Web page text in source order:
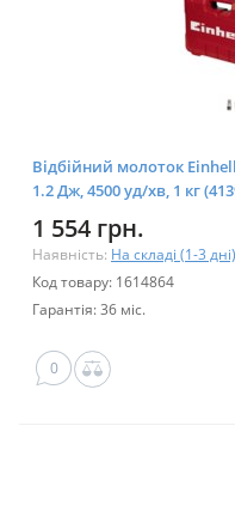
Відбійний молоток
1.2 Дж, 4500 уд/хв, 1 кг
1 554 грн.
Наявність: На складі (1-3 дні)
Код товару: 1614864
Гарантія: 36 міс.
0